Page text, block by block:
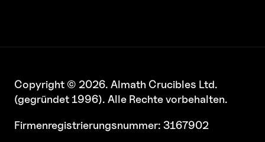
Copyright © 2026. Almath Crucibles Ltd.
(gegründet 1996). Alle Rechte vorbehalten.
Firmenregistrierungsnummer: 3167902